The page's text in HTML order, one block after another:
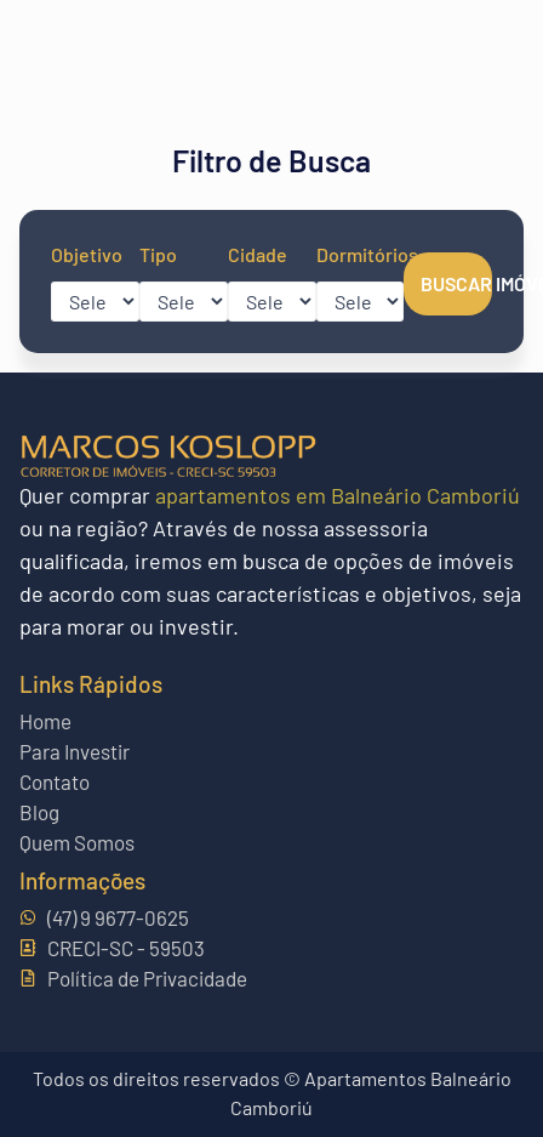
Filtro de Busca
Objetivo Tipo Cidade
Dormitórios
BUSCAR
Quer comprar apartamentos em Balneário Camboriú
ou na região? Através de nossa assessoria
qualificada, iremos em busca de opções de imóveis
de acordo com suas características e objetivos, seja
para morar ou investir.
Links Rápidos
Home
Para Investir
Contato
Blog
Quem Somos
Informações
(47) 9 9677-0625
CRECI-SC - 59503
Política de Privacidade
Todos os direitos reservados © Apartamentos Balneário
Camboriú